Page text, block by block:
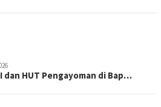
dan HUT Pengayoman di Bap…